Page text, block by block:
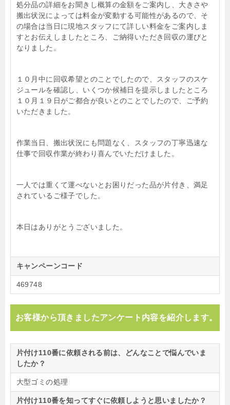
処分品の詳細をお聞きし概算の金額をご案内し、大きさや
搬出状況によっては料金が変動する可能性があるので、そ
の場合は当日に現地スタッフにて詳しい料金をご案内しま
すとお伝えしましたところ、ご納得いただき回収の運びと
なりました。
１０月中に回収希望とのことでしたので、スタッフのスケ
ジュールを確認し、いくつか候補日を提示しましたところ
１０月１９日がご都合が良いとのことでしたので、ご予約
いただきました。
作業当日、搬出状況にも問題なく、スタッフの丁寧迅速な
仕事で回収作業が終わり喜んでいただけました。
一人では重くて運べないとお困りだった品が片付き、満足
されているご様子でした。
本日はありがとうございました。
キャンペーンコード
469748
お客様から頂きましたアンケート内容を紹介します。
片付け110番に依頼される前は、どんなことで悩んでいま
したか？
大型ゴミの処理
片付け110番を知ってすぐに依頼しようと思いましたか？